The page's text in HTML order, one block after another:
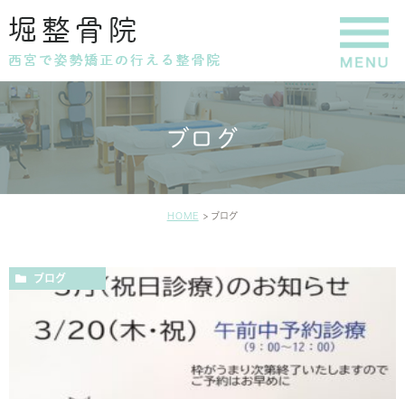
ブログ
HOME ブログ
ブログ